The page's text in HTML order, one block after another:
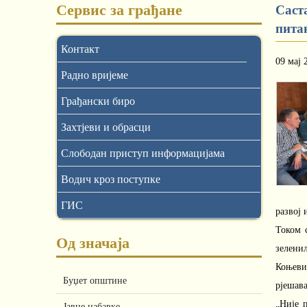
Сервис за грађане
Контакт
Радно вријеме
Грађански биро
Захтјеви и обрасци
Слободан приступ информацијама
Водич кроз поступке
ГИС
Од значаја
Буџет општине
09 мај
развој
Током
„Није